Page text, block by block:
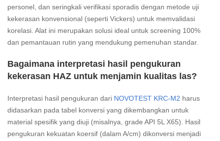
personel, dan seringkali verifikasi sporadis dengan metode uji
kekerasan konvensional (seperti Vickers) untuk memvalidasi
korelasi. Alat ini merupakan solusi ideal untuk screening 100%
dan pemantauan rutin yang mendukung pemenuhan standar.
Bagaimana interpretasi hasil pengukuran
kekerasan HAZ untuk menjamin kualitas las?
Interpretasi hasil pengukuran dari NOVOTEST KRC-M2 harus
didasarkan pada tabel konversi yang dikembangkan untuk
material spesifik yang diuji (misalnya, grade API 5L X65). Hasil
pengukuran kekuatan koersif (dalam A/cm) dikonversi menjadi